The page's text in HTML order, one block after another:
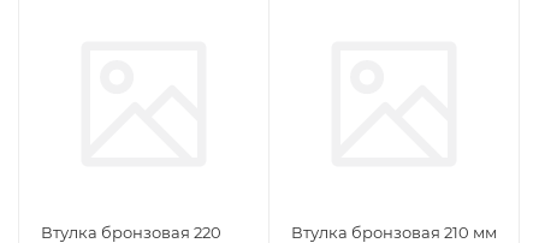
Втулка бронзовая 220
Втулка бронзовая 210 мм